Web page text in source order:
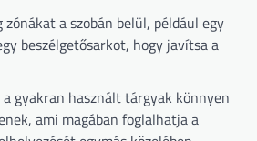
zónákat a szobán belül, például egy
beszélgetősarkot, hogy javítsa a
gyakran használt tárgyak könnyen
ami magában foglalhatja a